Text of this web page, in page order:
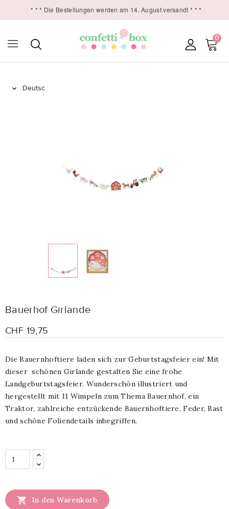
* * * Die Bestellungen werden am 14. August versandt * * *
0

Bauerhof Girlande
CHF 19,75
Die Bauernhoftiere laden sich zur Geburtstagsfeier ein! Mit
dieser schönen Girlande gestalten Sie eine frohe
Landgeburtstagsfeier. Wunderschön illustriert und
hergestellt mit 11 Wimpeln zum Thema Bauernhof, ein
Traktor, zahlreiche entzückende Bauernhoftiere, Feder, Bast
und schöne Foliendetails inbegriffen.
 In den Warenkorb